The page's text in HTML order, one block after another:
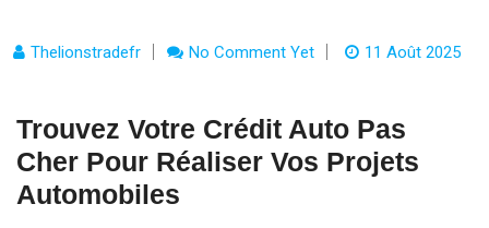
Thelionstradefr No Comment Yet 11 Août 2025
Trouvez Votre Crédit Auto Pas
Cher Pour Réaliser Vos Projets
Automobiles